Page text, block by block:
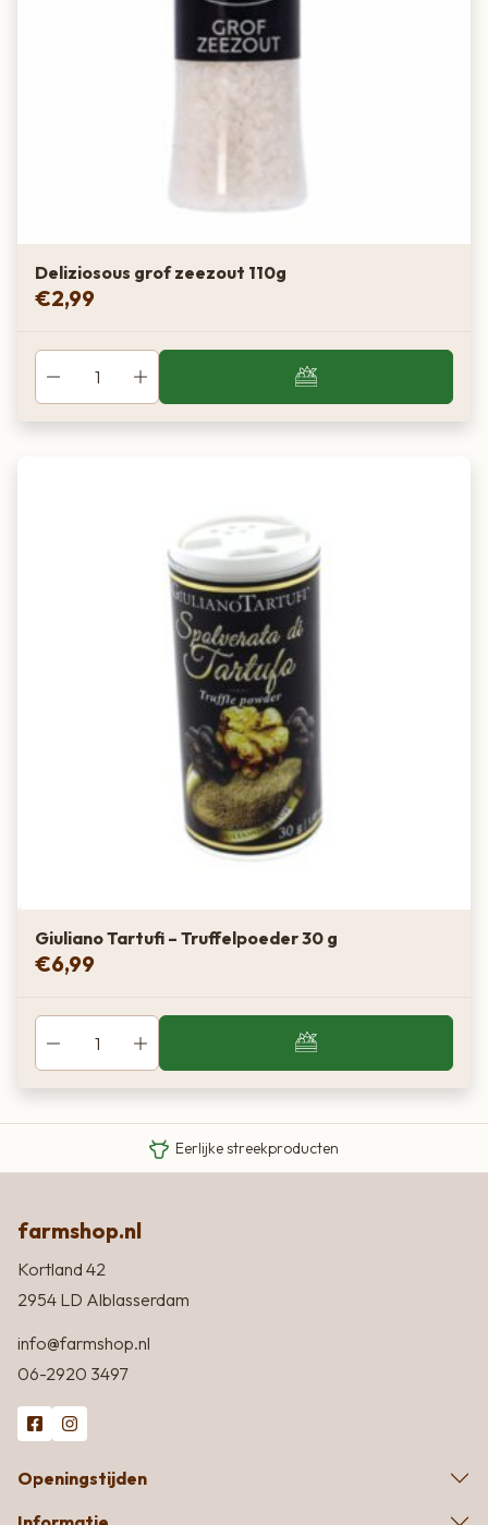
Deliziosous grof zeezout 110g
€2,99
Giuliano Tartufi – Truffelpoeder 30 g
€6,99
Eigen Limousin runderen
Eerlijke streekproducten
farmshop.nl
Kortland 42
2954 LD Alblasserdam
info@farmshop.nl
06-2920 3497
Openingstijden